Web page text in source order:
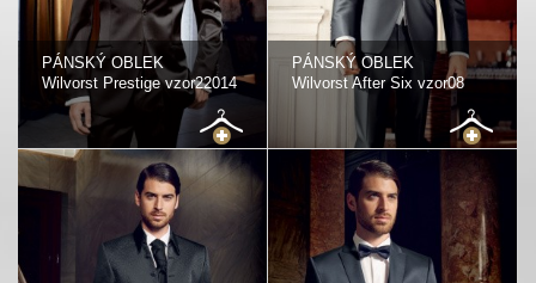
PÁNSKÝ OBLEK
Wilvorst Prestige vzor22014
PÁNSKÝ OBLEK
Wilvorst After Six vzor08